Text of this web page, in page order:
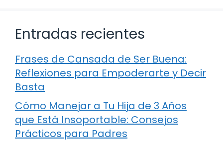
Entradas recientes
Frases de Cansada de Ser Buena:
Reflexiones para Empoderarte y Decir
Basta
Cómo Manejar a Tu Hija de 3 Años
que Está Insoportable: Consejos
Prácticos para Padres